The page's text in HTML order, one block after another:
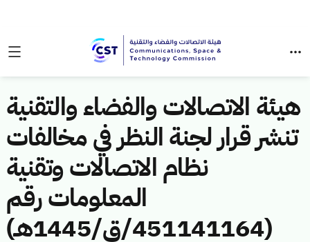
هيئة الاتصالات والفضاء والتقنية
تنشر قرار لجنة النظر في مخالفات
نظام الاتصالات وتقنية
المعلومات رقم
(451141164/ق/1445هـ)